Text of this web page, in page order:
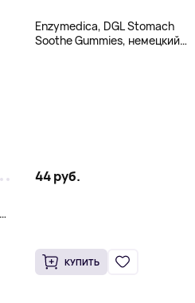
Enzymedica, DGL Stomach
Soothe Gummies, немецкий
44 руб.
КУПИТЬ